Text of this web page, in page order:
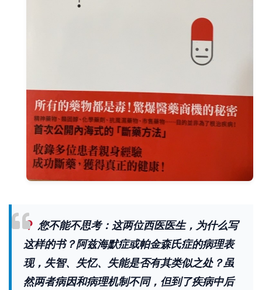
您不能不思考：这两位西医医生，为什么写
这样的书？阿兹海默症或帕金森氏症的病理表
现，失智、失忆、失能是否有其类似之处？虽
然两者病因和病理机制不同，但到了疾病中后